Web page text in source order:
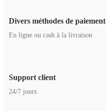
Divers méthodes de paiement
En ligne ou cash à la livraison
Support client
24/7 jours